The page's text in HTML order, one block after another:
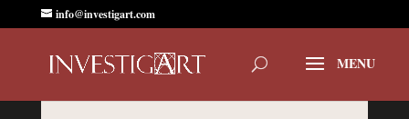
info@investigart.com